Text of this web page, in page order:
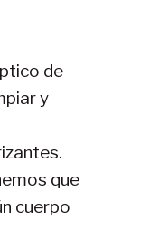
de
y
que
cuerpo